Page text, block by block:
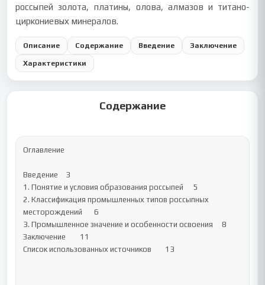
россыпей золота, платины, олова, алмазов и титано-
циркониевых минералов.
Описание Содержание Введение Заключение
Характеристики
Содержание
Оглавление
Введение	3
1. Понятие и условия образования россыпей	5
2. Классификация промышленных типов россыпных
месторождений	6
3. Промышленное значение и особенности освоения	8
Заключение	11
Список использованных источников	13